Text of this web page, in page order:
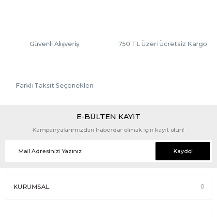
Güvenli Alışveriş 750 TL Üzeri Ücretsiz Kargo
Farklı Taksit Seçenekleri
E-BÜLTEN KAYIT
Kampanyalarımızdan haberdar olmak için kayıt olun!
Kaydol
KURUMSAL